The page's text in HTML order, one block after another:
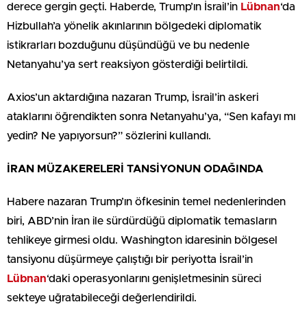
derece gergin geçti. Haberde, Trump’ın İsrail’in Lübnan‘da
Hizbullah’a yönelik akınlarının bölgedeki diplomatik
istikrarları bozduğunu düşündüğü ve bu nedenle
Netanyahu’ya sert reaksiyon gösterdiği belirtildi.
Axios’un aktardığına nazaran Trump, İsrail’in askeri
ataklarını öğrendikten sonra Netanyahu’ya, “Sen kafayı mı
yedin? Ne yapıyorsun?” sözlerini kullandı.
İRAN MÜZAKERELERİ TANSİYONUN ODAĞINDA
Habere nazaran Trump’ın öfkesinin temel nedenlerinden
biri, ABD’nin İran ile sürdürdüğü diplomatik temasların
tehlikeye girmesi oldu. Washington idaresinin bölgesel
tansiyonu düşürmeye çalıştığı bir periyotta İsrail’in
Lübnan‘daki operasyonlarını genişletmesinin süreci
sekteye uğratabileceği değerlendirildi.